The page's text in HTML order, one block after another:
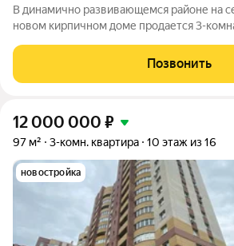
В динамично развивающемся районе на
новом кирпичном доме продается 3-
черновая отделка от застройщика с
ООО СЗ «Известняк». Установлены
Позвонить
12 000 000 ₽
97 м² 3-комн. квартира 10 этаж из 16
новостройка